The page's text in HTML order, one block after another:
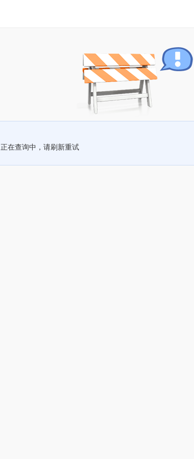
正在查询中，请刷新重试